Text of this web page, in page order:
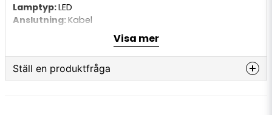
Lamptyp:LED
Anslutning:Kabel
Visa mer
Ställ en produktfråga